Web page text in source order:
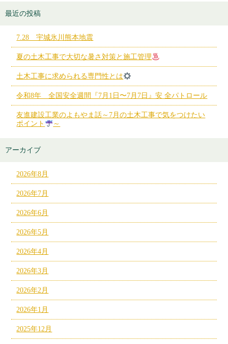
最近の投稿
7.28 宇城氷川熊本地震
夏の土木工事で大切な暑さ対策と施工管理
土木工事に求められる専門性とは
令和8年 全国安全週間『7月1日〜7月7日』安 全パトロール
友進建設工業のよもやま話～7月の土木工事で気をつけたい
ポイント
～
アーカイブ
2026年8月
2026年7月
2026年6月
2026年5月
2026年4月
2026年3月
2026年2月
2026年1月
2025年12月